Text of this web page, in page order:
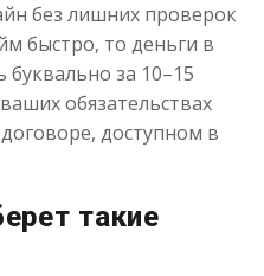
до
от 5до 30 дня
без лишних проверок
быстро, то деньги в
за 10–15
обязательствах
доступном в
такие